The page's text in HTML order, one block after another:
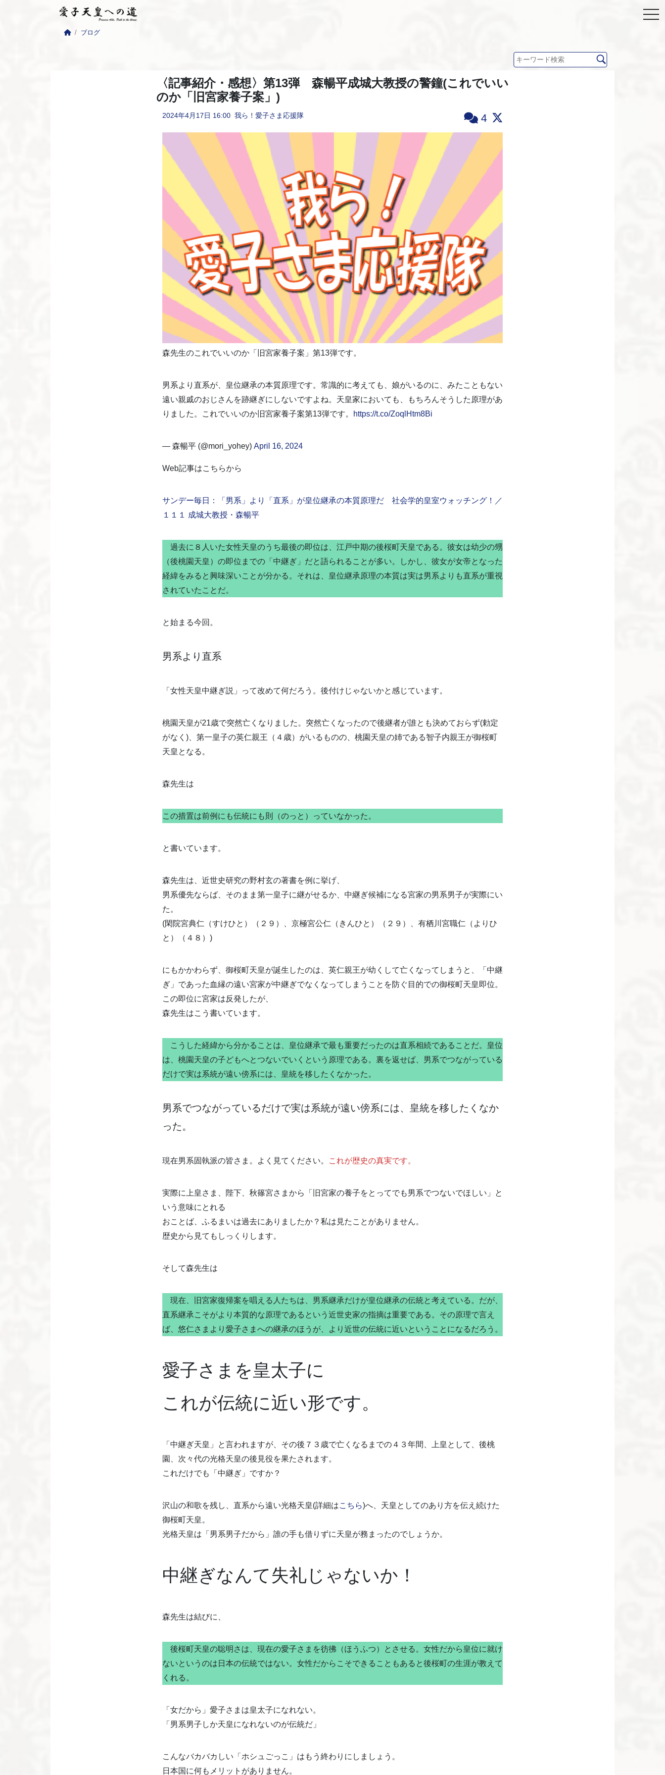
ブログ
〈記事紹介・感想〉第13弾 森暢平成城大教授の警鐘(これでいい
のか「旧宮家養子案」)
2024年4月17日 16:00 我ら！愛子さま応援隊 4
森先生のこれでいいのか「旧宮家養子案」第13弾です。
男系より直系が、皇位継承の本質原理です。常識的に考えても、娘がいるのに、みたこともない
遠い親戚のおじさんを跡継ぎにしないですよね。天皇家においても、もちろんそうした原理があ
りました。これでいいのか旧宮家養子案第13弾です。
https://t.co/ZoqlHtm8Bi
— 森暢平 (@mori_yohey) April 16, 2024
Web記事はこちらから
サンデー毎日：「男系」より「直系」が皇位継承の本質原理だ 社会学的皇室ウォッチング！／
１１１ 成城大教授・森暢平
過去に８人いた女性天皇のうち最後の即位は、江戸中期の後桜町天皇である。彼女は幼少の甥
（後桃園天皇）の即位までの「中継ぎ」だと語られることが多い。しかし、彼女が女帝となった
経緯をみると興味深いことが分かる。それは、皇位継承原理の本質は実は男系よりも直系が重視
されていたことだ。
と始まる今回。
男系より直系
「女性天皇中継ぎ説」って改めて何だろう。後付けじゃないかと感じています。
桃園天皇が21歳で突然亡くなりました。突然亡くなったので後継者が誰とも決めておらず(勅定
がなく)、第一皇子の英仁親王（４歳）がいるものの、桃園天皇の姉である智子内親王が御桜町
天皇となる。
森先生は
この措置は前例にも伝統にも則（のっと）っていなかった。
と書いています。
森先生は、近世史研究の野村玄の著書を例に挙げ、
男系優先ならば、そのまま第一皇子に継がせるか、中継ぎ候補になる宮家の男系男子が実際にい
た。
(閑院宮典仁（すけひと）（２９）、京極宮公仁（きんひと）（２９）、有栖川宮職仁（よりひ
と）（４８）)
にもかかわらず、御桜町天皇が誕生したのは、英仁親王が幼くして亡くなってしまうと、「中継
ぎ」であった血縁の遠い宮家が中継ぎでなくなってしまうことを防ぐ目的での御桜町天皇即位。
この即位に宮家は反発したが、
森先生はこう書いています。
こうした経緯から分かることは、皇位継承で最も重要だったのは直系相続であることだ。皇位
は、桃園天皇の子どもへとつないでいくという原理である。裏を返せば、男系でつながっている
だけで実は系統が遠い傍系には、皇統を移したくなかった。
男系でつながっているだけで実は系統が遠い傍系には、皇統を移したくなか
った。
現在男系固執派の皆さま。よく見てください。 これが歴史の真実です。
実際に上皇さま、陛下、秋篠宮さまから「旧宮家の養子をとってでも男系でつないでほしい」と
いう意味にとれる
おことば、ふるまいは過去にありましたか？私は見たことがありません。
歴史から見てもしっくりします。
そして森先生は
現在、旧宮家復帰案を唱える人たちは、男系継承だけが皇位継承の伝統と考えている。だが、
直系継承こそがより本質的な原理であるという近世史家の指摘は重要である。その原理で言え
ば、悠仁さまより愛子さまへの継承のほうが、より近世の伝統に近いということになるだろう。
愛子さまを皇太子に
これが伝統に近い形です。
「中継ぎ天皇」と言われますが、その後７３歳で亡くなるまでの４３年間、上皇として、後桃
園、次々代の光格天皇の後見役を果たされます。
これだけでも「中継ぎ」ですか？
沢山の和歌を残し、直系から遠い光格天皇(詳細はこちら)へ、天皇としてのあり方を伝え続けた
御桜町天皇。
光格天皇は「男系男子だから」誰の手も借りずに天皇が務まったのでしょうか。
中継ぎなんて失礼じゃないか！
森先生は結びに、
後桜町天皇の聡明さは、現在の愛子さまを彷彿（ほうふつ）とさせる。女性だから皇位に就け
ないというのは日本の伝統ではない。女性だからこそできることもあると後桜町の生涯が教えて
くれる。
「女だから」愛子さまは皇太子になれない。
「男系男子しか天皇になれないのが伝統だ」
こんなバカバカしい「ホシュごっこ」はもう終わりにしましょう。
日本国に何もメリットがありません。